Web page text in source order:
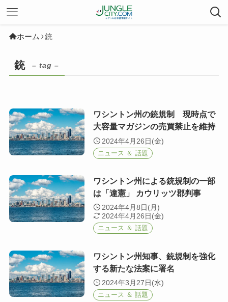
ホーム 銃
銃 – tag –
ワシントン州の銃規制 現時点で
大容量マガジンの売買禁止を維持
2024年4月26日(金)
ニュース ＆ 話題
ワシントン州による銃規制の一部
は「違憲」 カウリッツ郡判事
2024年4月8日(月)
2024年4月26日(金)
ニュース ＆ 話題
ワシントン州知事、銃規制を強化
する新たな法案に署名
2024年3月27日(水)
ニュース ＆ 話題